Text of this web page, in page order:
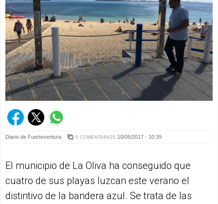
Diario de Fuerteventura 0 COMENTARIOS 10/05/2017 - 10:39
El municipio de La Oliva ha conseguido que
cuatro de sus playas luzcan este verano el
distintivo de la bandera azul. Se trata de las